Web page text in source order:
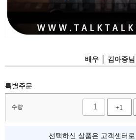
배우 │ 김아중님
특별주문
수량 +1
선택하신 상품은 고객센터